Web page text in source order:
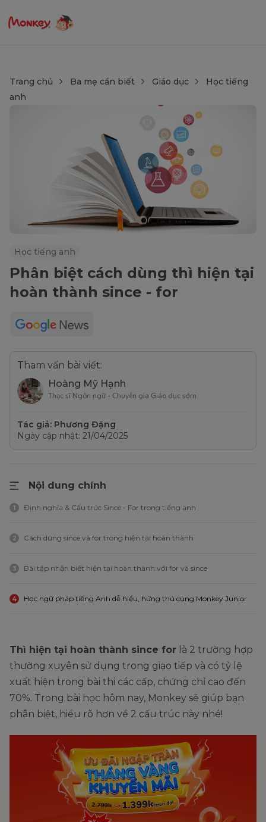
Trang chủ Ba mẹ cần biết Giáo dục
Học tiếng
anh
Học tiếng anh
Phân biệt cách dùng thì hiện tại
hoàn thành since - for
Tham vấn bài viết:
Hoàng Mỹ Hạnh
Thạc sĩ Ngôn ngữ - Chuyên gia Giáo dục sớm
Tác giả: Phương Đặng
Ngày cập nhật: 21/04/2025
Nội dung chính
1 Định nghĩa & Cấu trúc Since - For trong tiếng anh
2 Cách dùng since và for trong hiện tại hoàn thành
3 Bài tập nhận biết hiện tại hoàn thành với for và since
4 Học ngữ pháp tiếng Anh dễ hiểu, hứng thú cùng Monkey Junior
Thì hiện tại hoàn thành since for là 2 trường hợp
thường xuyên sử dụng trong giao tiếp và có tỷ lệ
xuất hiện trong bài thi các cấp, chứng chỉ cao đến
70%. Trong bài học hôm nay, Monkey sẽ giúp bạn
phân biệt, hiểu rõ hơn về 2 cấu trúc này nhé!